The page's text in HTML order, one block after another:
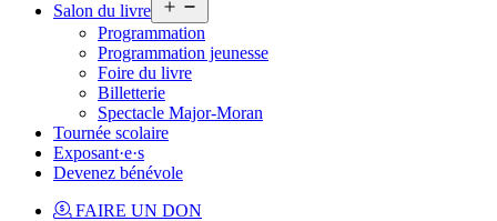
Salon du livre
menu
Programmation
Programmation jeunesse
Foire du livre
Billetterie
Spectacle Major-Moran
Tournée scolaire
Exposant·e·s
Devenez bénévole
FAIRE UN DON